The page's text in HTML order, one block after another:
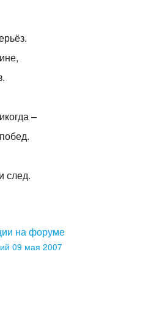
–
след.
на форуме
09 мая 2007